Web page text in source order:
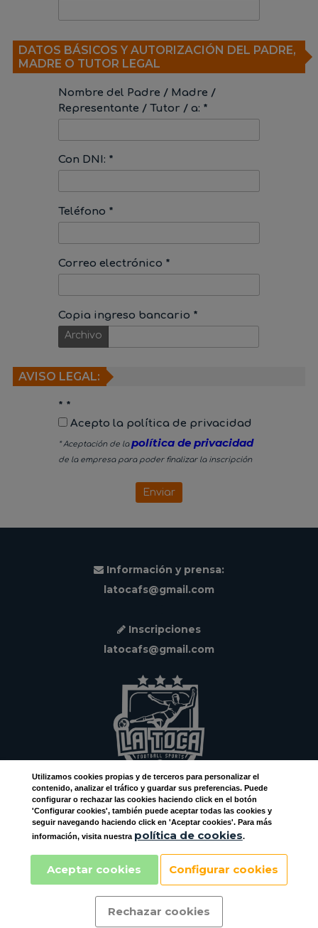
DATOS BÁSICOS Y AUTORIZACIÓN DEL PADRE,
MADRE O TUTOR LEGAL
Nombre del Padre / Madre /
Representante / Tutor / a: *
Con DNI: *
Teléfono *
Correo electrónico *
Copia ingreso bancario *
Archivo
AVISO LEGAL:
* *
Acepto la política de privacidad
* Aceptación de lapolítica de privacidad
de la empresa para poder finalizar la inscripción
Enviar
Información y prensa:
latocafs@gmail.com
Inscripciones
latocafs@gmail.com
Facebook
Instagram
Utilizamos cookiespropias y de terceros para personalizar el
contenido, analizar el tráfico y guardar sus preferencias. Puede
configurar o rechazar las cookies haciendo click en el botón
'Configurar cookies', también puede aceptar todas las cookies y
seguir navegando haciendo click en 'Aceptar cookies'. Para más
información, visita nuestra política de cookies.
Aceptar cookies Configurar cookies
Rechazar cookies